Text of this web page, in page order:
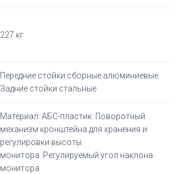
227 кг
Передние стойки сборные алюминиевые.
Задние стойки стальные
Материал: АБС-пластик. Поворотный
механизм кронштейна для хранения и
регулировки высоты
монитора. Регулируемый угол наклона
монитора